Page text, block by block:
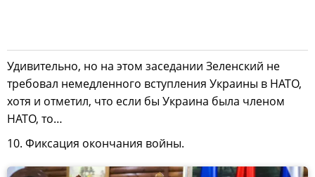
Удивительно, но на этом заседании Зеленский не
требовал немедленного вступления Украины в НАТО,
хотя и отметил, что если бы Украина была членом
НАТО, то…
10. Фиксация окончания войны.